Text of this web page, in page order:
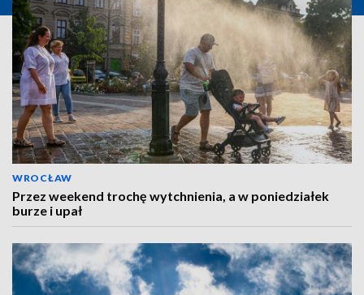
WROCŁAW
Przez weekend trochę wytchnienia, a w poniedziałek
burze i upał